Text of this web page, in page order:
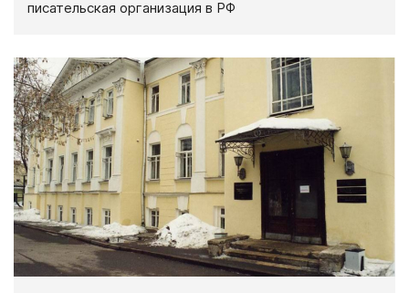
писательская организация в РФ